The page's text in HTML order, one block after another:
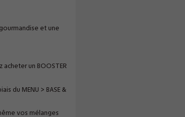
et une
un BOOSTER
du MENU > BASE &
vos mélanges